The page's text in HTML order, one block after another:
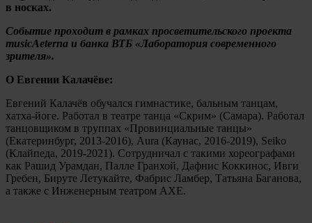
в носках.
Событие проходит в рамках просветительского проекта
musicAeterna и банка ВТБ «Лаборатория современного
зрителя».
О Евгении Калачёве:
Евгений Калачёв обучался гимнастике, бальным танцам,
хатха-йоге. Работал в театре танца «Скрим» (Самара). Работал
танцовщиком в труппах «Провинциальные танцы»
(Екатеринбург, 2013-2016), Aura (Каунас, 2016-2019), Seiko
(Клайпеда, 2019-2021). Сотрудничал с такими хореографами
как Рашид Урамдан, Палле Гранхой, Дафнис Коккинос, Ивги
Гребен, Бируте Летукайте, Фабрис Ламбер, Татьяна Баганова,
а также с Инженерным театром АХЕ.